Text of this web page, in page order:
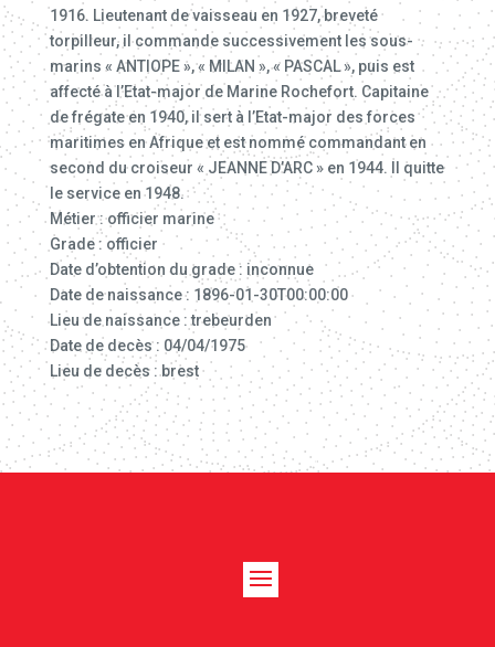
1916. Lieutenant de vaisseau en 1927, breveté
torpilleur, il commande successivement les sous-
marins « ANTIOPE », « MILAN », « PASCAL », puis est
affecté à l’Etat-major de Marine Rochefort. Capitaine
de frégate en 1940, il sert à l’Etat-major des forces
maritimes en Afrique et est nommé commandant en
second du croiseur « JEANNE D’ARC » en 1944. Il quitte
le service en 1948.
Métier : officier marine
Grade : officier
Date d’obtention du grade : inconnue
Date de naissance : 1896-01-30T00:00:00
Lieu de naissance : trebeurden
Date de decès : 04/04/1975
Lieu de decès : brest